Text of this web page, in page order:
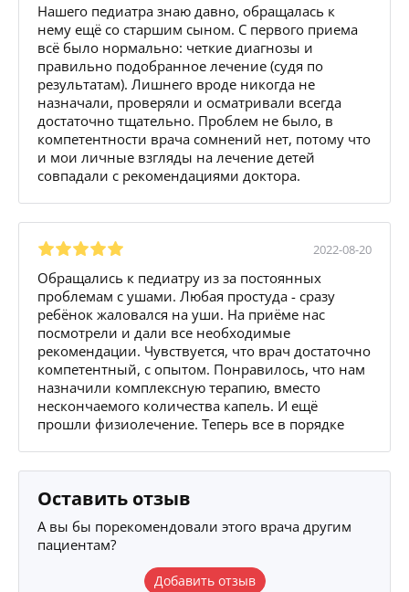
Нашего педиатра знаю давно, обращалась к
нему ещё со старшим сыном. С первого приема
всё было нормально: четкие диагнозы и
правильно подобранное лечение (судя по
результатам). Лишнего вроде никогда не
назначали, проверяли и осматривали всегда
достаточно тщательно. Проблем не было, в
компетентности врача сомнений нет, потому что
и мои личные взгляды на лечение детей
совпадали с рекомендациями доктора.
2022-08-20
Обращались к педиатру из за постоянных
проблемам с ушами. Любая простуда - сразу
ребёнок жаловался на уши. На приёме нас
посмотрели и дали все необходимые
рекомендации. Чувствуется, что врач достаточно
компетентный, с опытом. Понравилось, что нам
назначили комплексную терапию, вместо
нескончаемого количества капель. И ещё
прошли физиолечение. Теперь все в порядке
Оставить отзыв
А вы бы порекомендовали этого врача другим
пациентам?
Добавить отзыв